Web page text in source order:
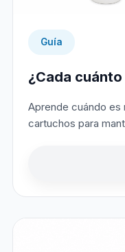
Guía
¿Cada
Aprende cuándo es
cartuchos para